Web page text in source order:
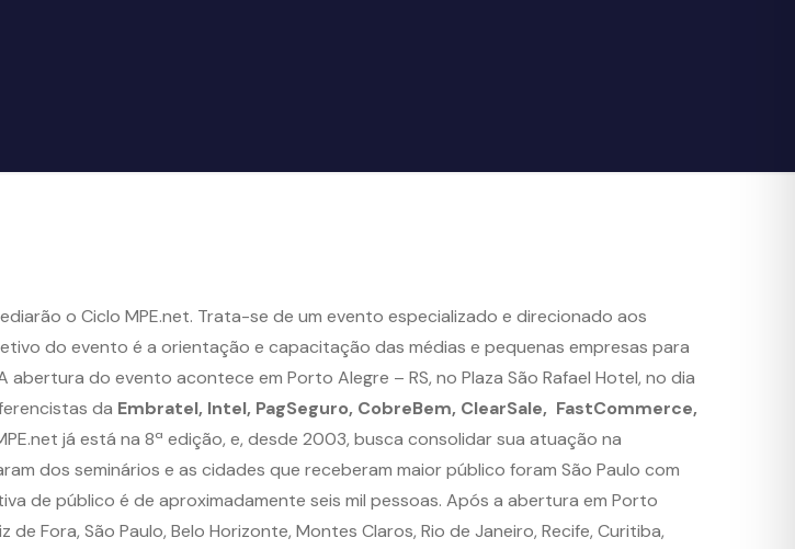
o Ciclo MPE.net. Trata-se de um evento especializado e direcionado aos
do evento é a orientação e capacitação das médias e pequenas empresas para
do evento acontece em Porto Alegre – RS, no Plaza São Rafael Hotel, no dia
da Embratel, Intel, PagSeguro, CobreBem, ClearSale, FastCommerce,
já está na 8ª edição, e, desde 2003, busca consolidar sua atuação na
dos seminários e as cidades que receberam maior público foram São Paulo com
de público é de aproximadamente seis mil pessoas. Após a abertura em Porto
Fora, São Paulo, Belo Horizonte, Montes Claros, Rio de Janeiro, Recife, Curitiba,